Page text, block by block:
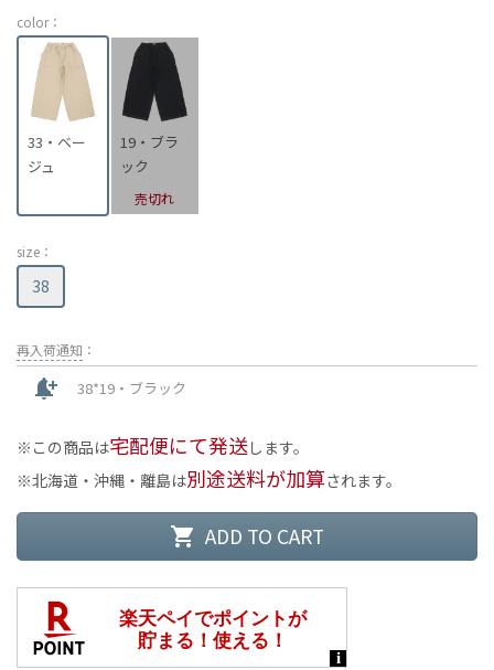
color：
33・ベー
ジュ
19・ブラ
ック
売切れ
size：
38
再入荷通知 ：
notification_add 38*19・ブラック
この商品は宅配便にて発送します。
北海道・沖縄・離島は別途送料が加算されます。
shopping_cart ADD TO CART